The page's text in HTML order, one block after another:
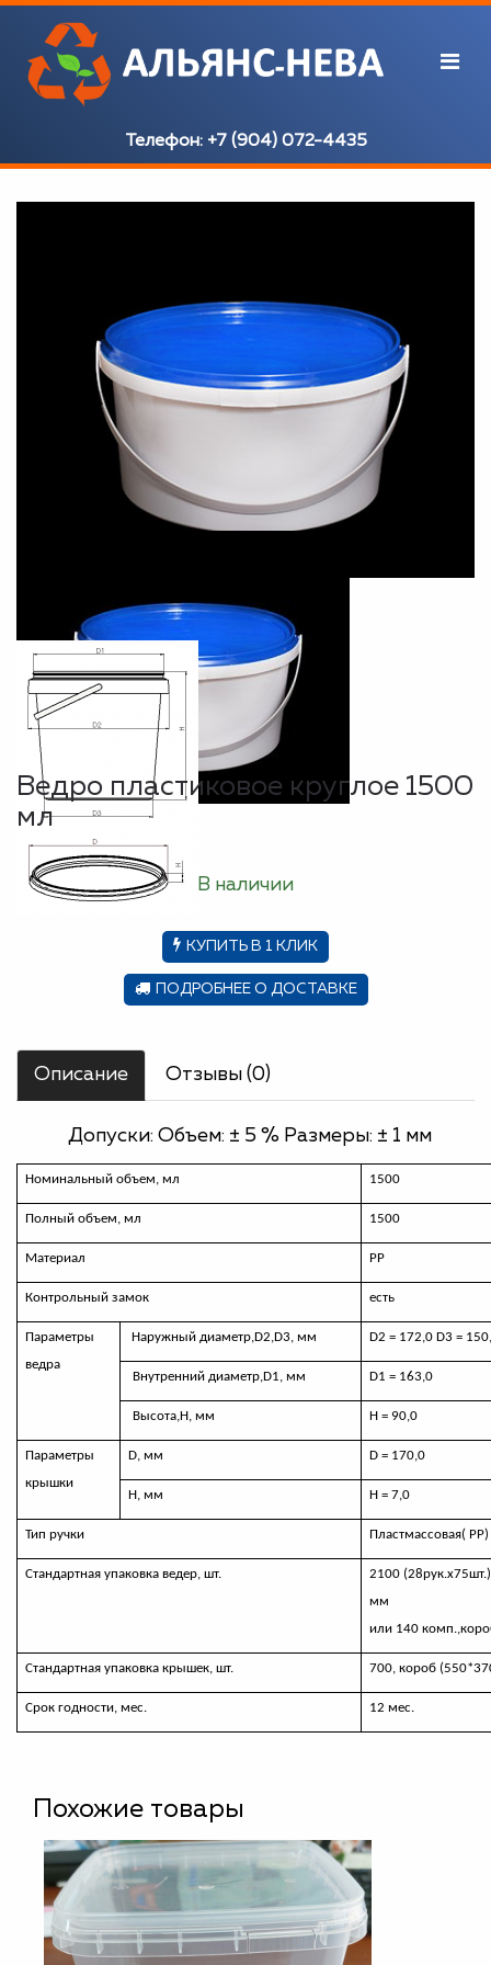
Телефон: +7 (904) 072-4435
Ведро пластиковое круглое 1500
мл
В наличии
КУПИТЬ В 1 КЛИК
ПОДРОБНЕЕ О ДОСТАВКЕ
Описание Отзывы (0)
Допуски: Объем: ± 5 % Размеры: ± 1 мм
Номинальный объем, мл 1500
Полный объем, мл 1500
Материал РР
Контрольный замок есть
Параметры
ведра
Наружный диаметр,D2,D3, мм D2 = 172,0 D3 =
Внутренний диаметр,D1, мм D1 = 163,0
Высота,H, мм H = 90,0
Параметры
крышки
D, мм D = 170,0
Н, мм Н = 7,0
Тип ручки Пластмассовая( РР)
Стандартная упаковка ведер, шт.
2100
мм
или 140
Стандартная упаковка крышек, шт. 700, короб
Срок годности, мес. 12 мес.
Похожие товары